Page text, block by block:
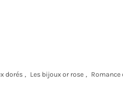
dorés , Les bijoux or rose , Romance